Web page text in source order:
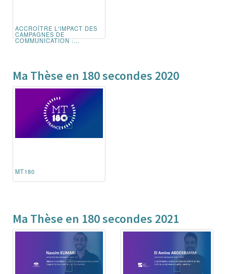
ACCROÎTRE L'IMPACT DES
CAMPAGNES DE
COMMUNICATION :...
Ma Thèse en 180 secondes 2020
MT180
Ma Thèse en 180 secondes 2021